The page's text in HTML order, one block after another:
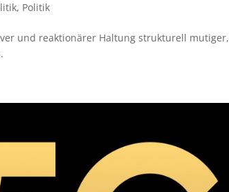
, Politik
und reaktionärer Haltung strukturell mutiger,